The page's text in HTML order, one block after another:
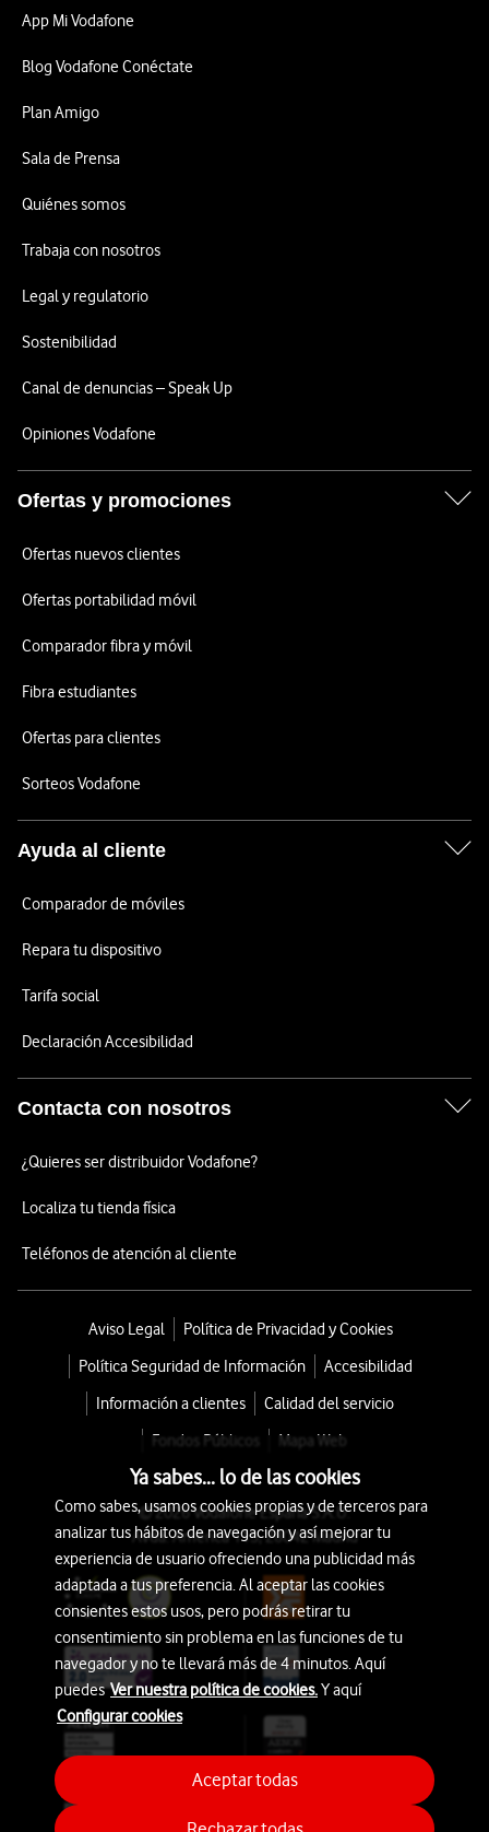
App Mi Vodafone
Blog Vodafone Conéctate
Plan Amigo
Sala de Prensa
Quiénes somos
Trabaja con nosotros
Legal y regulatorio
Sostenibilidad
Canal de denuncias – Speak Up
Opiniones Vodafone
Ofertas y promociones
Ofertas nuevos clientes
Ofertas portabilidad móvil
Comparador fibra y móvil
Fibra estudiantes
Ofertas para clientes
Sorteos Vodafone
Ayuda al cliente
Comparador de móviles
Repara tu dispositivo
Tarifa social
Declaración Accesibilidad
Contacta con nosotros
¿Quieres ser distribuidor Vodafone?
Localiza tu tienda física
Teléfonos de atención al cliente
Aviso Legal
Política de Privacidad y Cookies
Política Seguridad de Información
Accesibilidad
Información a clientes
Calidad del servicio
Fondos Públicos
Mapa Web
© 2026 Vodafone España S.A.U.
Avda. América 115, 28042 Madrid
Ya sabes... lo de las cookies
Como sabes, usamos cookies propias y de terceros para
analizar tus hábitos de navegación y así mejorar tu
experiencia de usuario ofreciendo una publicidad más
adaptada a tus preferencia. Al aceptar las cookies
consientes estos usos, pero podrás retirar tu
consentimiento sin problema en las funciones de tu
navegador y no te llevará más de 4 minutos. Aquí
puedesVer nuestra política de cookies.Y aquí
Configurar cookies
Aceptar todas